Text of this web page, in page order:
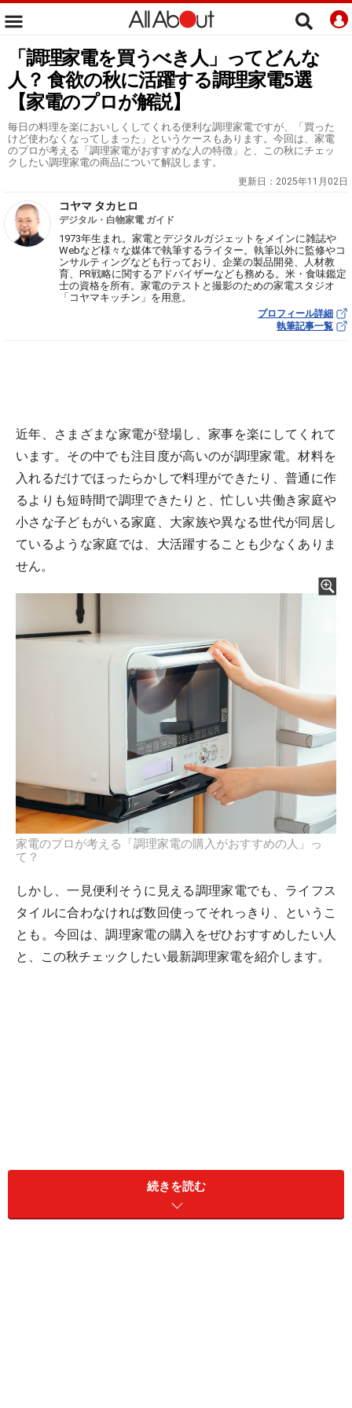
「調理家電を買うべき人」ってどんな
人？ 食欲の秋に活躍する調理家電5選
【家電のプロが解説】
毎日の料理を楽においしくしてくれる便利な調理家電ですが、「買った
けど使わなくなってしまった」というケースもあります。今回は、家電
のプロが考える「調理家電がおすすめな人の特徴」と、この秋にチェッ
クしたい調理家電の商品について解説します。
更新日： 2025年11月02日
コヤマ タカヒロ
デジタル・白物家電 ガイド
1973年生まれ。家電とデジタルガジェットをメインに雑誌や
Webなど様々な媒体で執筆するライター。執筆以外に監修やコ
ンサルティングなども行っており、企業の製品開発、人材教
育、PR戦略に関するアドバイザーなども務める。米・食味鑑定
士の資格を所有。家電のテストと撮影のための家電スタジオ
「コヤマキッチン」を用意。
プロフィール詳細
執筆記事一覧
近年、さまざまな家電が登場し、家事を楽にしてくれて
います。その中でも注目度が高いのが調理家電。材料を
入れるだけでほったらかしで料理ができたり、普通に作
るよりも短時間で調理できたりと、忙しい共働き家庭や
小さな子どもがいる家庭、大家族や異なる世代が同居し
ているような家庭では、大活躍することも少なくありま
せん。
家電のプロが考える「調理家電の購入がおすすめの人」っ
て？
しかし、一見便利そうに見える調理家電でも、ライフス
タイルに合わなければ数回使ってそれっきり、というこ
とも。今回は、調理家電の購入をぜひおすすめしたい人
と、この秋チェックしたい最新調理家電を紹介します。
おすすめな人の特徴1：毎日の料理にかかる
続きを読む